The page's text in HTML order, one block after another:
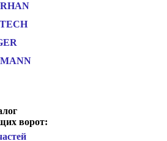
ворот: